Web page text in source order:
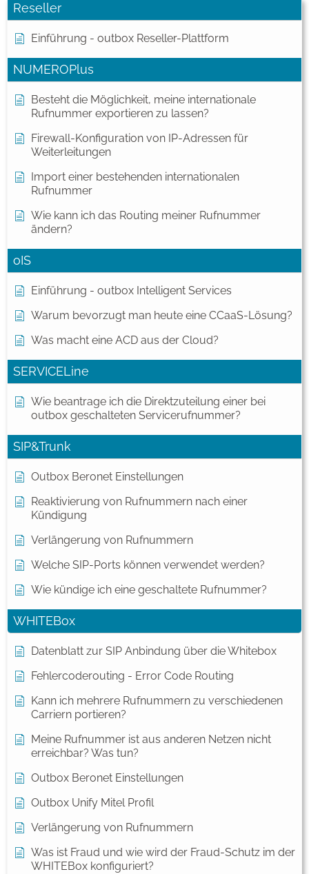
Reseller
Einführung - outbox Reseller-Plattform
NUMEROPlus
Besteht die Möglichkeit, meine internationale
Rufnummer exportieren zu lassen?
Firewall-Konfiguration von IP-Adressen für
Weiterleitungen
Import einer bestehenden internationalen
Rufnummer
Wie kann ich das Routing meiner Rufnummer
ändern?
oIS
Einführung - outbox Intelligent Services
Warum bevorzugt man heute eine CCaaS-Lösung?
Was macht eine ACD aus der Cloud?
SERVICELine
Wie beantrage ich die Direktzuteilung einer bei
outbox geschalteten Servicerufnummer?
SIP&Trunk
Outbox Beronet Einstellungen
Reaktivierung von Rufnummern nach einer
Kündigung
Verlängerung von Rufnummern
Welche SIP-Ports können verwendet werden?
Wie kündige ich eine geschaltete Rufnummer?
WHITEBox
Datenblatt zur SIP Anbindung über die Whitebox
Fehlercoderouting - Error Code Routing
Kann ich mehrere Rufnummern zu verschiedenen
Carriern portieren?
Meine Rufnummer ist aus anderen Netzen nicht
erreichbar? Was tun?
Outbox Beronet Einstellungen
Outbox Unify Mitel Profil
Verlängerung von Rufnummern
Was ist Fraud und wie wird der Fraud-Schutz im der
WHITEBox konfiguriert?